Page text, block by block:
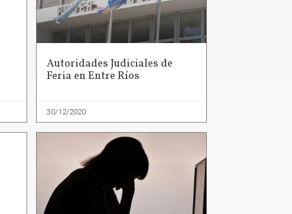
Autoridades Judiciales de
Feria en Entre Ríos
30/12/2020